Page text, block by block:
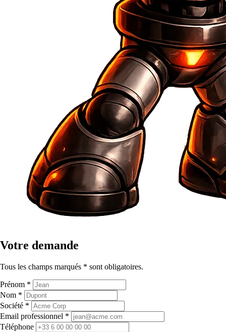
Votre demande
Tous les champs marqués * sont obligatoires.
Prénom *
Nom *
Société *
Email professionnel *
Téléphone